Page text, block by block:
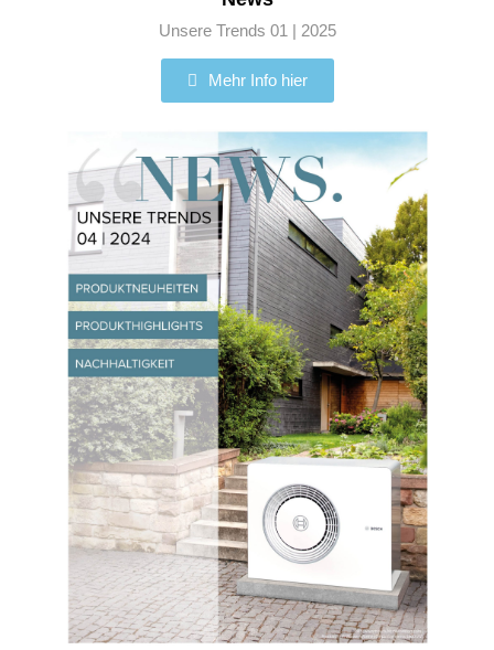
Unsere Trends 01 | 2025
Mehr Info hier